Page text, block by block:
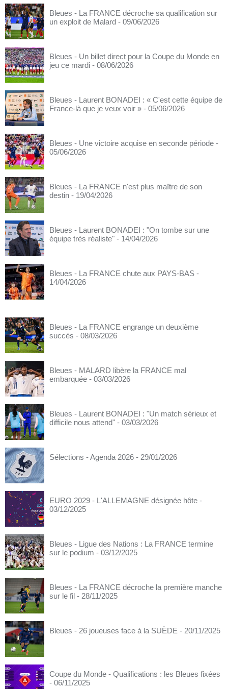
Bleues - La FRANCE décroche sa qualification sur
un exploit de Malard - 09/06/2026
Bleues - Un billet direct pour la Coupe du Monde en
jeu ce mardi - 08/06/2026
Bleues - Laurent BONADEI : « C'est cette équipe de
France-là que je veux voir » - 05/06/2026
Bleues - Une victoire acquise en seconde période -
05/06/2026
Bleues - La FRANCE n'est plus maître de son
destin - 19/04/2026
Bleues - Laurent BONADEI : "On tombe sur une
équipe très réaliste" - 14/04/2026
Bleues - La FRANCE chute aux PAYS-BAS -
14/04/2026
Bleues - La FRANCE engrange un deuxième
succès - 08/03/2026
Bleues - MALARD libère la FRANCE mal
embarquée - 03/03/2026
Bleues - Laurent BONADEI : "Un match sérieux et
difficile nous attend" - 03/03/2026
Sélections - Agenda 2026 - 29/01/2026
EURO 2029 - L'ALLEMAGNE désignée hôte -
03/12/2025
Bleues - Ligue des Nations : La FRANCE termine
sur le podium - 03/12/2025
Bleues - La FRANCE décroche la première manche
sur le fil - 28/11/2025
Bleues - 26 joueuses face à la SUÈDE - 20/11/2025
Coupe du Monde - Qualifications : les Bleues fixées
- 06/11/2025